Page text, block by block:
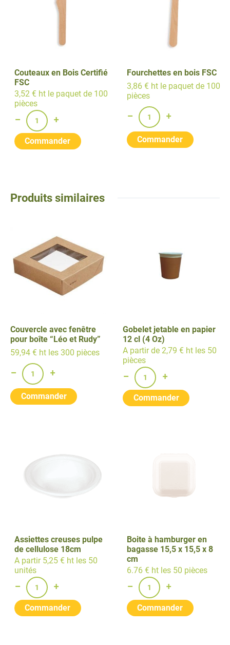
Couteaux en Bois Certifié
FSC
3,52 € ht le paquet de 100
pièces
Fourchettes en bois FSC
3,86 € ht le paquet de 100
pièces
Produits similaires
Couvercle avec fenêtre
pour boîte “Léo et Rudy”
59,94 € ht les 300 pièces
Gobelet jetable en papier
12 cl (4 Oz)
A partir de 2,79 € ht les 50
pièces
Assiettes creuses pulpe
de cellulose 18cm
A partir 5,25 € ht les 50
unités
Boite à hamburger en
bagasse 15,5 x 15,5 x 8
cm
6.76 € ht les 50 pièces